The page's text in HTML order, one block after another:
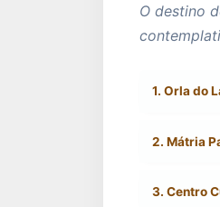
O destino
1. Orla do
2. Mátria
3. Centro